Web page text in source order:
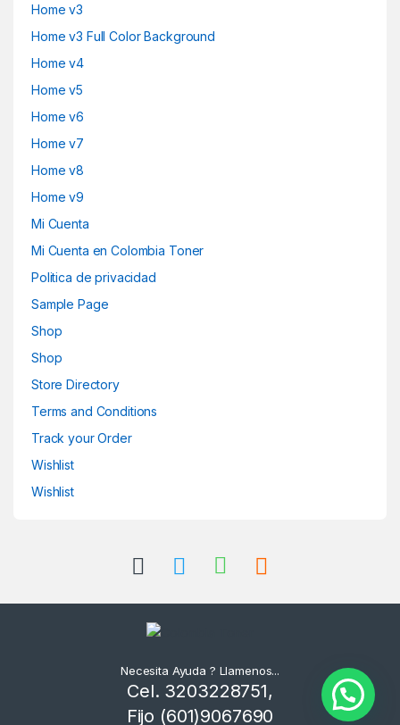
Home v3
Home v3 Full Color Background
Home v4
Home v5
Home v6
Home v7
Home v8
Home v9
Mi Cuenta
Mi Cuenta en Colombia Toner
Politica de privacidad
Sample Page
Shop
Shop
Store Directory
Terms and Conditions
Track your Order
Wishlist
Wishlist
Necesita Ayuda ? Llamenos...
Cel. 3203228751,
Fijo (601)9067690